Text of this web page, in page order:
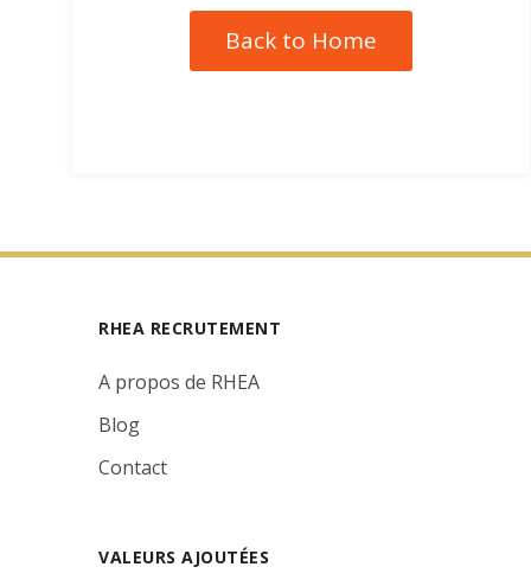
Back to Home
RHEA RECRUTEMENT
A propos de RHEA
Blog
Contact
VALEURS AJOUTÉES